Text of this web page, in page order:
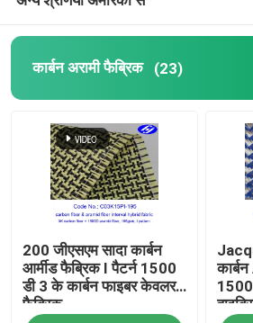
अग्नि प्रतिरोधी परावर्तक कपड़े
कार्बन अरामी फैब्रिक (23)
200 जीएसएम सादा कार्बन
आर्मीड फैब्रिक I पैटर्न 1500
डी 3 के कार्बन फाइबर केवलर
फैब्रिक
1500